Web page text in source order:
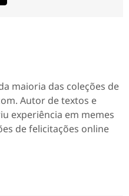
maioria das coleções de
Autor de textos e
experiência em memes
de felicitações online